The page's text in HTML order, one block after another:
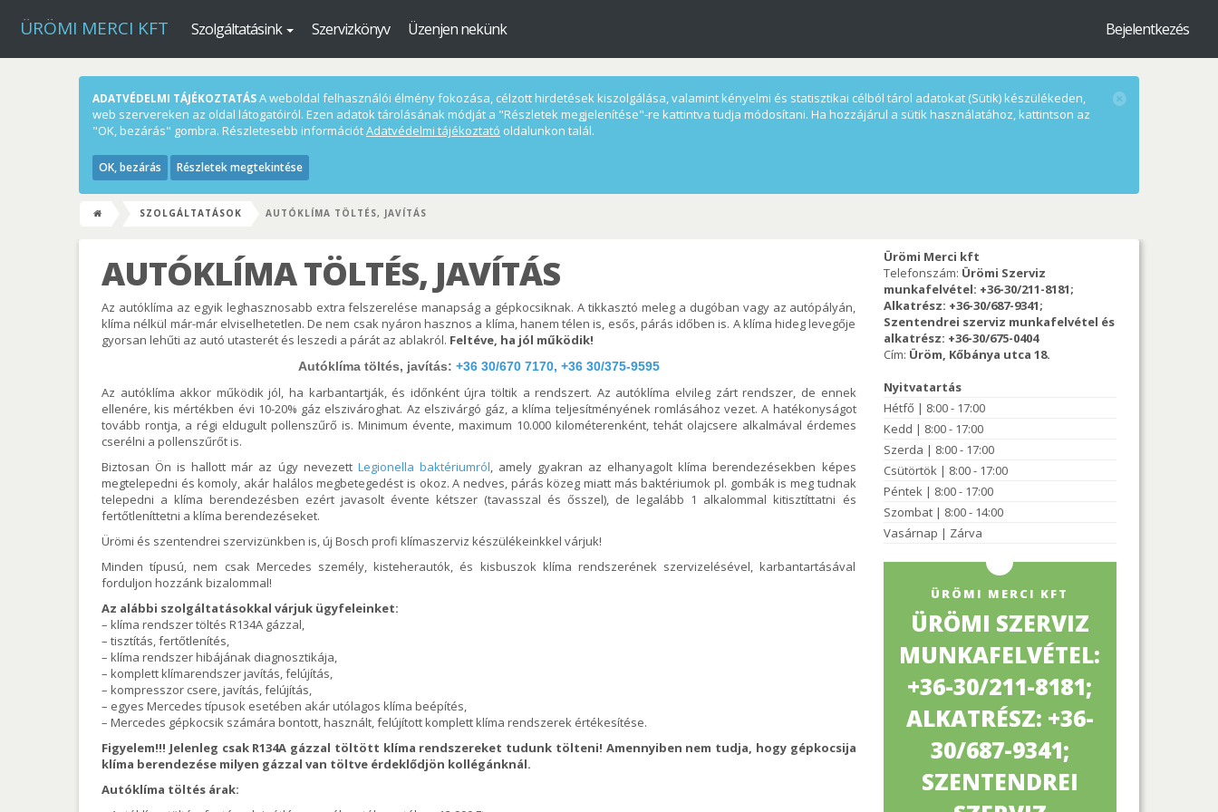
ÜRÖMI MERCI KFT Szolgáltatásink Szervizkönyv Üzenjen nekünk Bejelentkezés
ADATVÉDELMI TÁJÉKOZTATÁSA weboldal felhasználói élmény fokozása, célzott hirdetések kiszolgálása, valamint kényelmi és statisztikai célból tárol adatokat (Sütik) készülékeden,
web szervereken az oldal látogatóiról. Ezen adatok tárolásának módját a "Részletek megjelenítése"-re kattintva tudja módosítani. Ha hozzájárul a sütik használatához, kattintson az
"OK, bezárás" gombra. Részletesebb információtAdatvédelmi tájékoztató oldalunkon talál.
OK, bezárás Részletek megtekintése
SZOLGÁLTATÁSOK AUTÓKLÍMA TÖLTÉS, JAVÍTÁS
AUTÓKLÍMA TÖLTÉS, JAVÍTÁS
Az autóklíma az egyik leghasznosabb extra felszerelése manapság a gépkocsiknak. A tikkasztó meleg a dugóban vagy az autópályán,
klíma nélkül már-már elviselhetetlen. De nem csak nyáron hasznos a klíma, hanem télen is, esős, párás időben is. A klíma hideg levegője
gyorsan lehűti az autó utasterét és leszedi a párát az ablakról. Feltéve, ha jól működik!
Autóklíma töltés, javítás: +36 30/670 7170, +36 30/375-9595
Az autóklíma akkor működik jól, ha karbantartják, és időnként újra töltik a rendszert. Az autóklíma elvileg zárt rendszer, de ennek
ellenére, kis mértékben évi 10-20% gáz elszivároghat. Az elszivárgó gáz, a klíma teljesítményének romlásához vezet. A hatékonyságot
tovább rontja, a régi eldugult pollenszűrő is. Minimum évente, maximum 10.000 kilométerenként, tehát olajcsere alkalmával érdemes
cserélni a pollenszűrőt is.
Biztosan Ön is hallott már az úgy nevezett Legionella baktériumról, amely gyakran az elhanyagolt klíma berendezésekben képes
megtelepedni és komoly, akár halálos megbetegedést is okoz. A nedves, párás közeg miatt más baktériumok pl. gombák is meg tudnak
telepedni a klíma berendezésben ezért javasolt évente kétszer (tavasszal és ősszel), de legalább 1 alkalommal kitisztíttatni és
fertőtleníttetni a klíma berendezéseket.
Ürömi és szentendrei szervizünkben is, új Bosch profi klímaszerviz készülékeinkkel várjuk!
Minden típusú, nem csak Mercedes személy, kisteherautók, és kisbuszok klíma rendszerének szervizelésével, karbantartásával
forduljon hozzánk bizalommal!
Az alábbi szolgáltatásokkal várjuk ügyfeleinket:
– klíma rendszer töltés R134A gázzal,
– tisztítás, fertőtlenítés,
– klíma rendszer hibájának diagnosztikája,
– komplett klímarendszer javítás, felújítás,
– kompresszor csere, javítás, felújítás,
– egyes Mercedes típusok esetében akár utólagos klíma beépítés,
– Mercedes gépkocsik számára bontott, használt, felújított komplett klíma rendszerek értékesítése.
Figyelem!!! Jelenleg csak R134A gázzal töltött klíma rendszereket tudunk tölteni! Amennyiben nem tudja, hogy gépkocsija
klíma berendezése milyen gázzal van töltve érdeklődjön kollégánknál.
Autóklíma töltés árak:
Ürömi Merci kft
Telefonszám: Ürömi Szerviz
munkafelvétel: +36-30/211-8181;
Alkatrész: +36-30/687-9341;
Szentendrei szerviz munkafelvétel és
alkatrész: +36-30/675-0404
Cím: Üröm, Kőbánya utca 18.
Nyitvatartás
Hétfő | 8:00 - 17:00
Kedd | 8:00 - 17:00
Szerda | 8:00 - 17:00
Csütörtök | 8:00 - 17:00
Péntek | 8:00 - 17:00
Szombat | 8:00 - 14:00
Vasárnap | Zárva
ÜRÖMI MERCI KFT
ÜRÖMI SZERVIZ
MUNKAFELVÉTEL:
+36-30/211-8181;
ALKATRÉSZ: +36-
30/687-9341;
SZENTENDREI